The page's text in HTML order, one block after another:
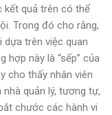
kết quả trên có thể
Trong đó cho rằng,
trên việc quan
hợp này là “sếp” của
cho thấy nhân viên
quản lý, tương tự,
chước các hành vi